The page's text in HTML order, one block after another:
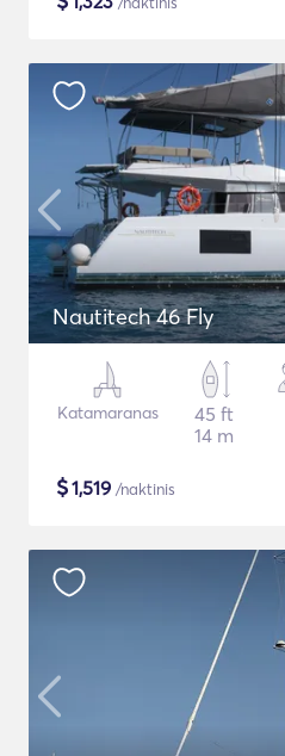
Nautitech 46 Fly
Katamaranas
45 ft
14 m
$1,519 /naktinis